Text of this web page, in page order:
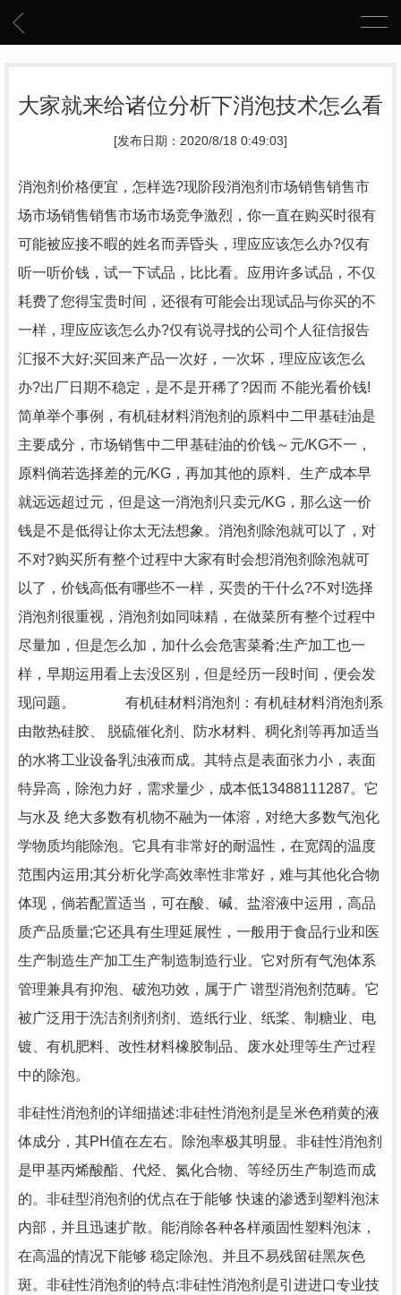
大家就来给诸位分析下消泡技术怎么看
[发布日期：2020/8/18 0:49:03]
消泡剂价格便宜，怎样选?现阶段消泡剂市场销售销售市
场市场销售销售市场市场竞争激烈，你一直在购买时很有
可能被应接不暇的姓名而弄昏头，理应应该怎么办?仅有
听一听价钱，试一下试品，比比看。应用许多试品，不仅
耗费了您得宝贵时间，还很有可能会出现试品与你买的不
一样，理应应该怎么办?仅有说寻找的公司个人征信报告
汇报不大好;买回来产品一次好，一次坏，理应应该怎么
办?出厂日期不稳定，是不是开稀了?因而 不能光看价钱!
简单举个事例，有机硅材料消泡剂的原料中二甲基硅油是
主要成分，市场销售中二甲基硅油的价钱～元/KG不一，
原料倘若选择差的元/KG，再加其他的原料、生产成本早
就远远超过元，但是这一消泡剂只卖元/KG，那么这一价
钱是不是低得让你太无法想象。消泡剂除泡就可以了，对
不对?购买所有整个过程中大家有时会想消泡剂除泡就可
以了，价钱高低有哪些不一样，买贵的干什么?不对!选择
消泡剂很重视，消泡剂如同味精，在做菜所有整个过程中
尽量加，但是怎么加，加什么会危害菜肴;生产加工也一
样，早期运用看上去没区别，但是经历一段时间，便会发
现问题。 有机硅材料消泡剂：有机硅材料消泡剂系
由散热硅胶、 脱硫催化剂、防水材料、稠化剂等再加适当
的水将工业设备乳浊液而成。其特点是表面张力小，表面
特异高，除泡力好，需求量少，成本低13488111287。它
与水及 绝大多数有机物不融为一体溶，对绝大多数气泡化
学物质均能除泡。它具有非常好的耐温性，在宽阔的温度
范围内运用;其分析化学高效率性非常好，难与其他化合物
体现，倘若配置适当，可在酸、碱、盐溶液中运用，高品
质产品质量;它还具有生理延展性，一般用于食品行业和医
生产制造生产加工生产制造制造行业。它对所有气泡体系
管理兼具有抑泡、破泡功效，属于广 谱型消泡剂范畴。它
被广泛用于洗洁剂剂剂剂、造纸行业、纸桨、制糖业、电
镀、有机肥料、改性材料橡胶制品、废水处理等生产过程
中的除泡。
非硅性消泡剂的详细描述:非硅性消泡剂是呈米色稍黄的液
体成分，其PH值在左右。除泡率极其明显。非硅性消泡剂
是甲基丙烯酸酯、代烃、氮化合物、等经历生产制造而成
的。非硅型消泡剂的优点在于能够 快速的渗透到塑料泡沫
内部，并且迅速扩散。能消除各种各样顽固性塑料泡沫，
在高温的情况下能够 稳定除泡。并且不易残留硅黑灰色
斑。非硅性消泡剂的特点:非硅性消泡剂是引进进口专业技